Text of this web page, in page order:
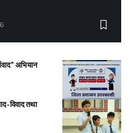
अभियान
विवाद तथा